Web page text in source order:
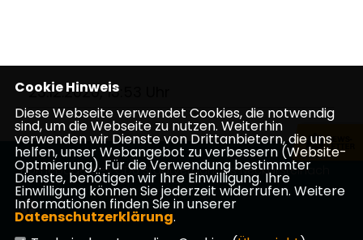
23.12.2020, 13:53 Uhr
Homepage des CDU Stadtverbandes Neckarsteinach
Cookie Hinweis
Diese Webseite verwendet Cookies, die notwendig
sind, um die Webseite zu nutzen. Weiterhin
verwenden wir Dienste von Drittanbietern, die uns
helfen, unser Webangebot zu verbessern (Website-
Optmierung). Für die Verwendung bestimmter
Dienste, benötigen wir Ihre Einwilligung. Ihre
Einwilligung können Sie jederzeit widerrufen. Weitere
Informationen finden Sie in unserer
Datenschutzerklärung.